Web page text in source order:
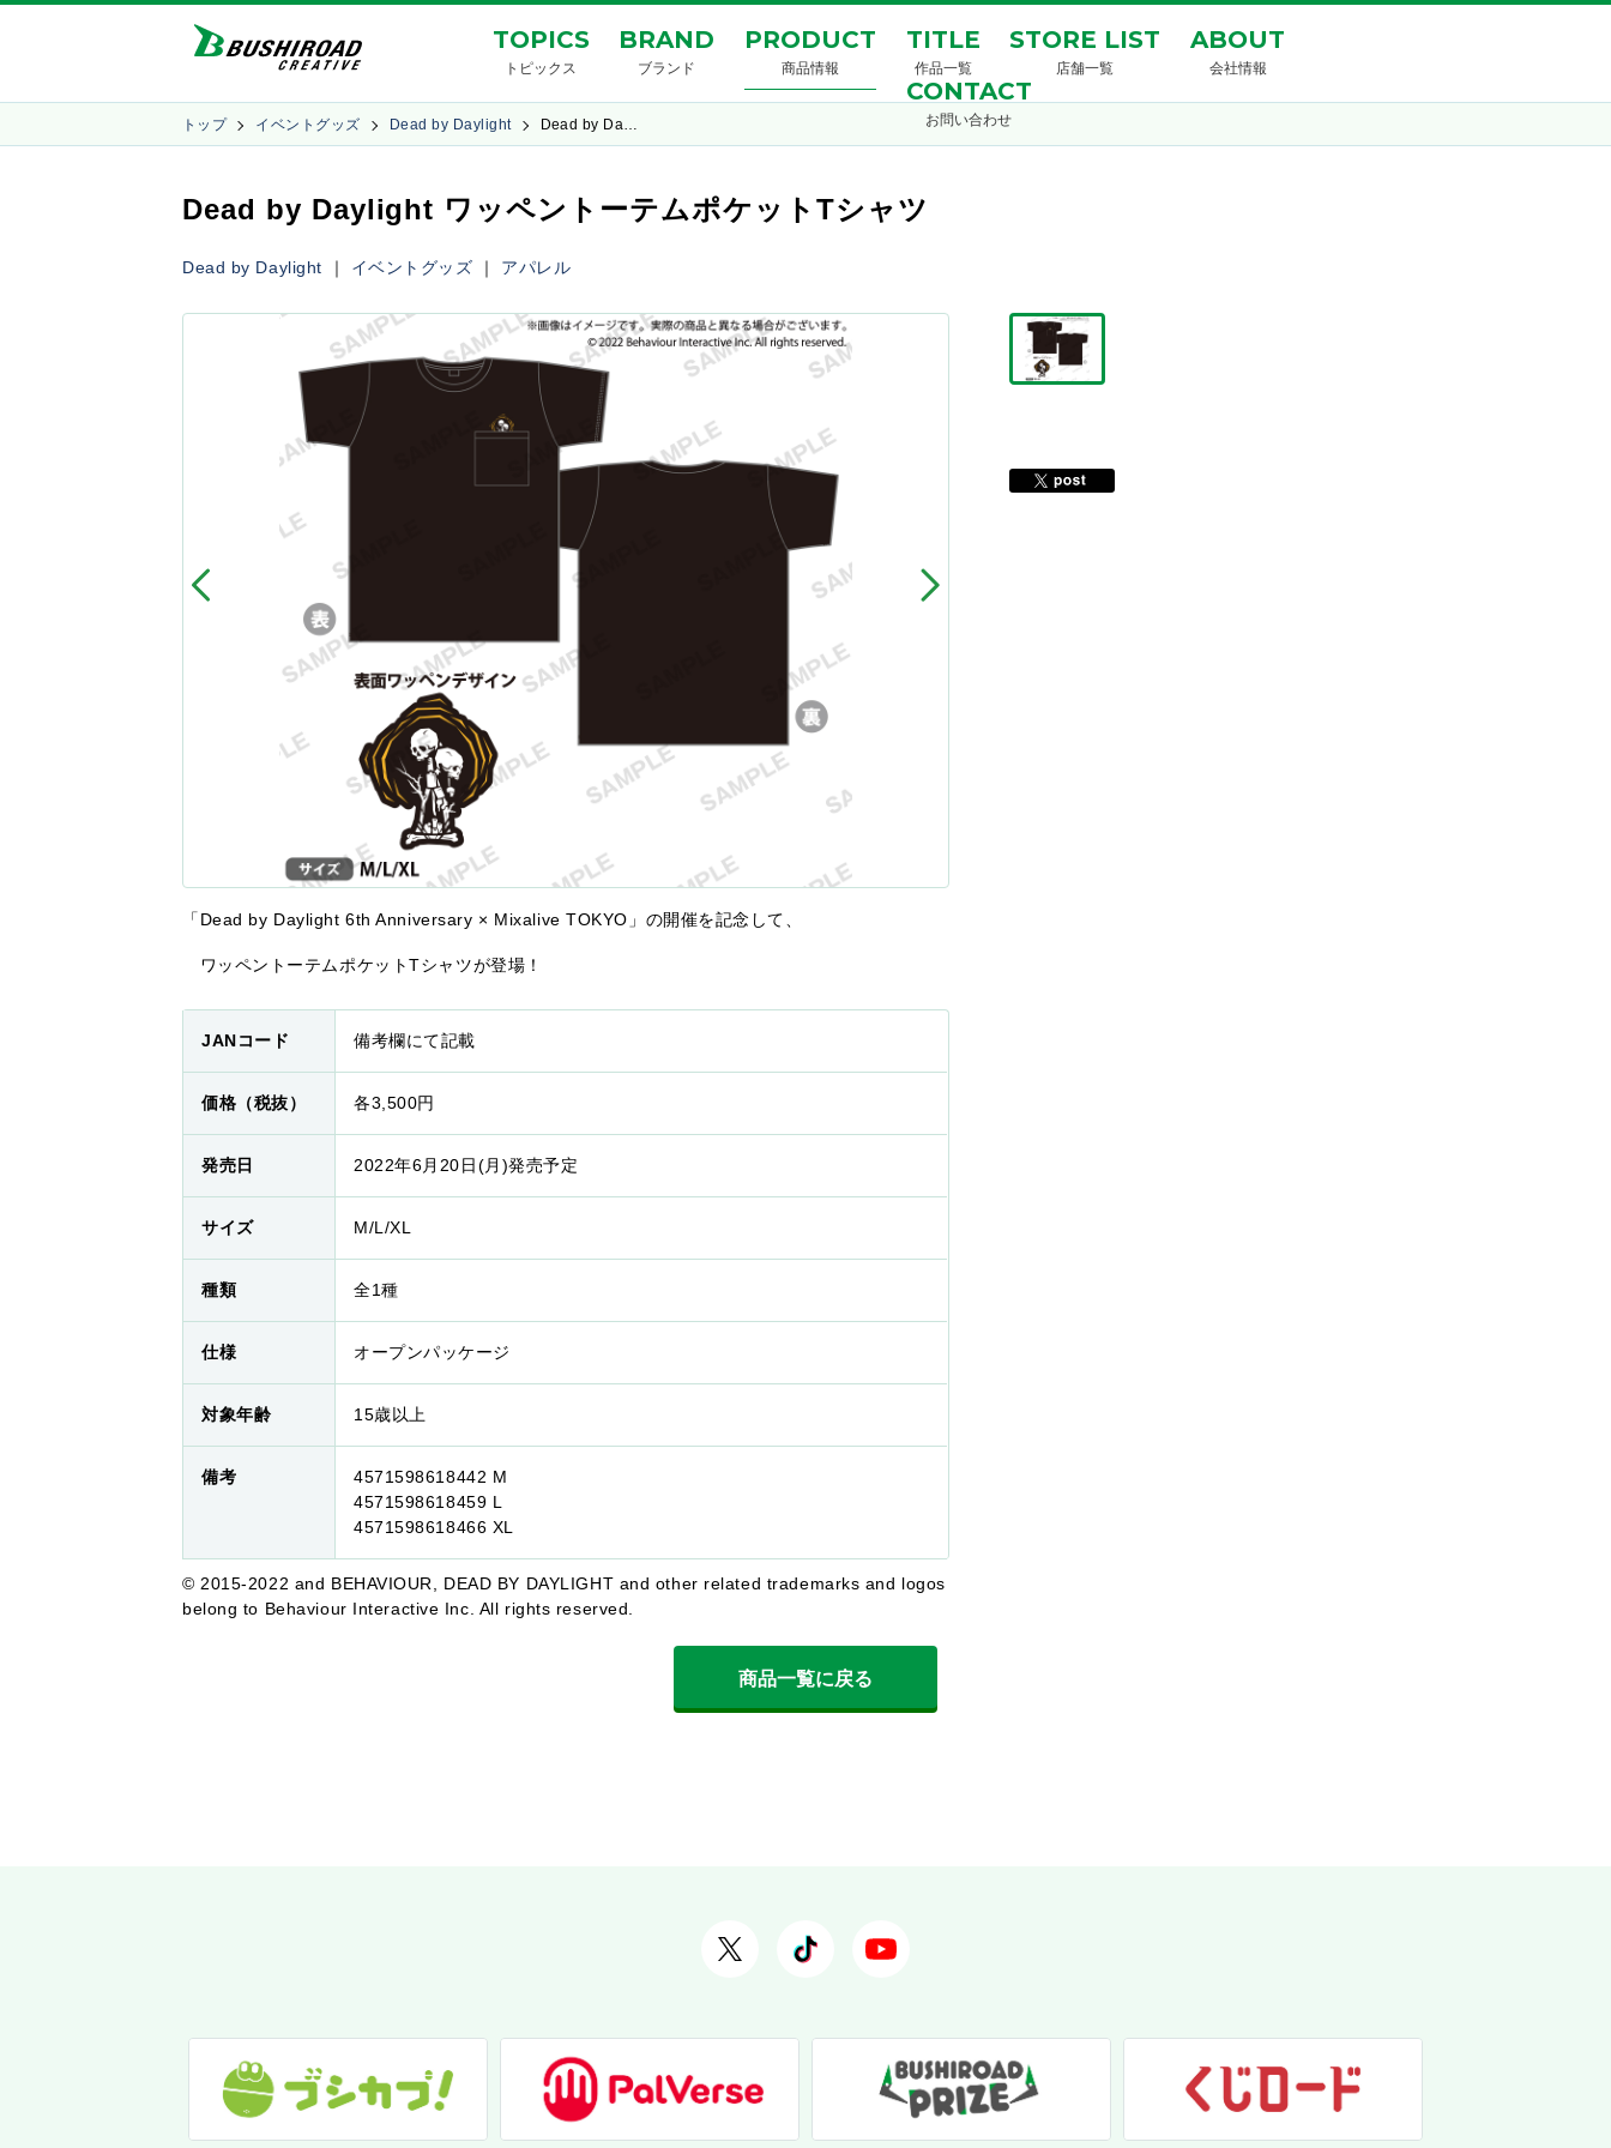
TOPICS
トピックス
BRAND
ブランド
PRODUCT
商品情報
TITLE
作品一覧
STORE LIST
店舗一覧
ABOUT
会社情報
CONTACT
お問い合わせ
トップ イベントグッズ Dead by Daylight Dead by Da…
Dead by Daylight ワッペントーテムポケットTシャツ
Dead by Daylight ｜ イベントグッズ ｜ アパレル
「Dead by Daylight 6th Anniversary × Mixalive TOKYO」の開催を記念して、
ワッペントーテムポケットTシャツが登場！
JANコード 備考欄にて記載
価格（税抜） 各3,500円
発売日 2022年6月20日(月)発売予定
サイズ M/L/XL
種類 全1種
仕様 オープンパッケージ
対象年齢 15歳以上
備考
4571598618442 M
4571598618459 L
4571598618466 XL
© 2015-2022 and BEHAVIOUR, DEAD BY DAYLIGHT and other related trademarks and logos
belong to Behaviour Interactive Inc. All rights reserved.
商品一覧に戻る